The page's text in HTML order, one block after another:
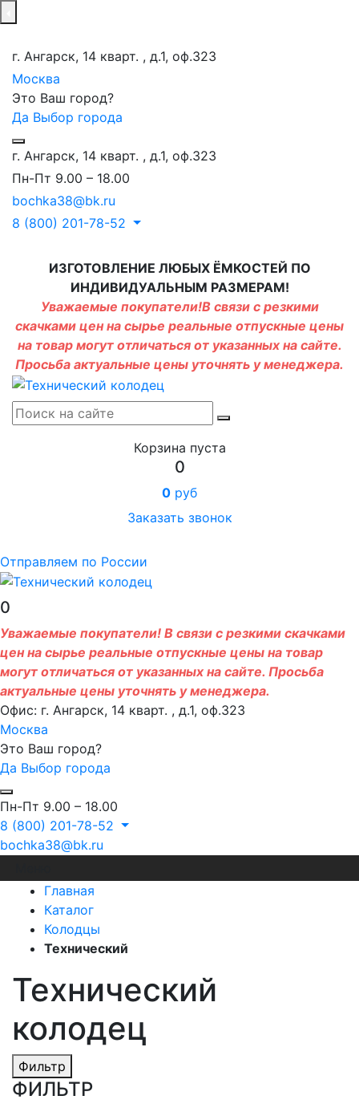
г. Ангарск, 14 кварт. , д.1, оф.323
Москва
Это Ваш город?
Да Выбор города
г. Ангарск, 14 кварт. , д.1, оф.323
Пн-Пт 9.00 – 18.00
bochka38@bk.ru
8 (800) 201-78-52
ИЗГОТОВЛЕНИЕ ЛЮБЫХ ЁМКОСТЕЙ ПО
ИНДИВИДУАЛЬНЫМ РАЗМЕРАМ!
Уважаемые покупатели!В связи с резкими
скачками цен на сырье реальные отпускные цены
на товар могут отличаться от указанных на сайте.
Просьба актуальные цены уточнять у менеджера.
Корзина пуста
0
0 руб
Заказать звонок
Отправляем по России
0
Уважаемые покупатели! В связи с резкими скачками
цен на сырье реальные отпускные цены на товар
могут отличаться от указанных на сайте. Просьба
актуальные цены уточнять у менеджера.
Офис: г. Ангарск, 14 кварт. , д.1, оф.323
Москва
Это Ваш город?
Да Выбор города
Пн-Пт 9.00 – 18.00
8 (800) 201-78-52
bochka38@bk.ru
Главная
Каталог
Колодцы
Технический
Технический
колодец
Фильтр
ФИЛЬТР